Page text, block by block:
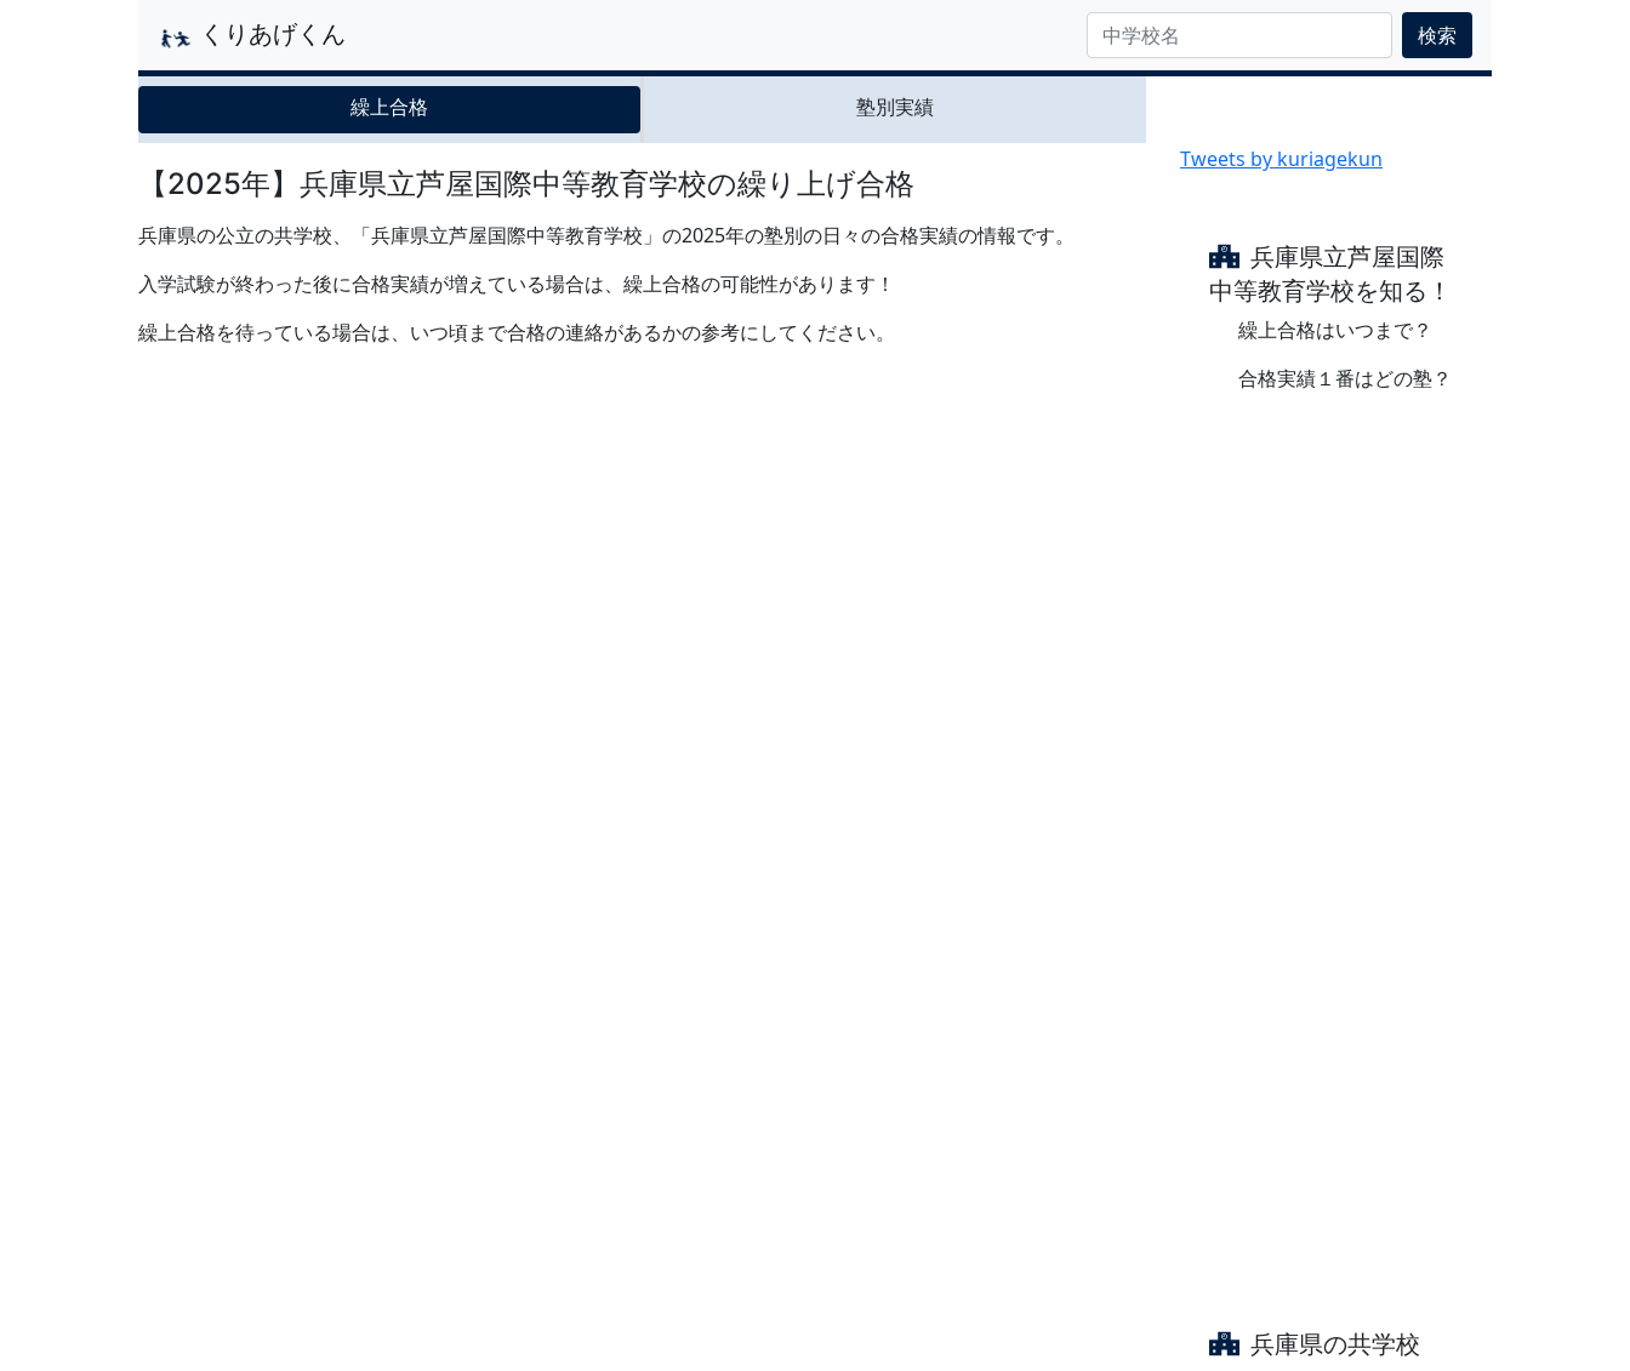
くりあげくん 検索
繰上合格 塾別実績
【2025年】兵庫県立芦屋国際中等教育学校の繰り上げ合格
兵庫県の公立の共学校、「兵庫県立芦屋国際中等教育学校」の2025年の塾別の日々の合格実績の情報です。
入学試験が終わった後に合格実績が増えている場合は、繰上合格の可能性があります！
繰上合格を待っている場合は、いつ頃まで合格の連絡があるかの参考にしてください。
Tweets by kuriagekun
兵庫県立芦屋国際
中等教育学校を知る！
繰上合格はいつまで？
合格実績１番はどの塾？
兵庫県の共学校